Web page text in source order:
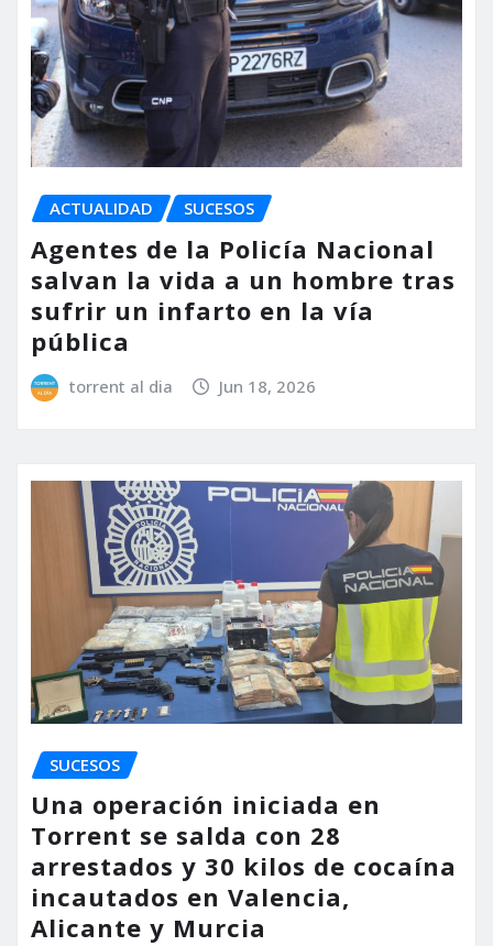
ACTUALIDAD SUCESOS
Agentes de la Policía Nacional
salvan la vida a un hombre tras
sufrir un infarto en la vía
pública
torrent al dia Jun 18, 2026
SUCESOS
Una operación iniciada en
Torrent se salda con 28
arrestados y 30 kilos de cocaína
incautados en Valencia,
Alicante y Murcia